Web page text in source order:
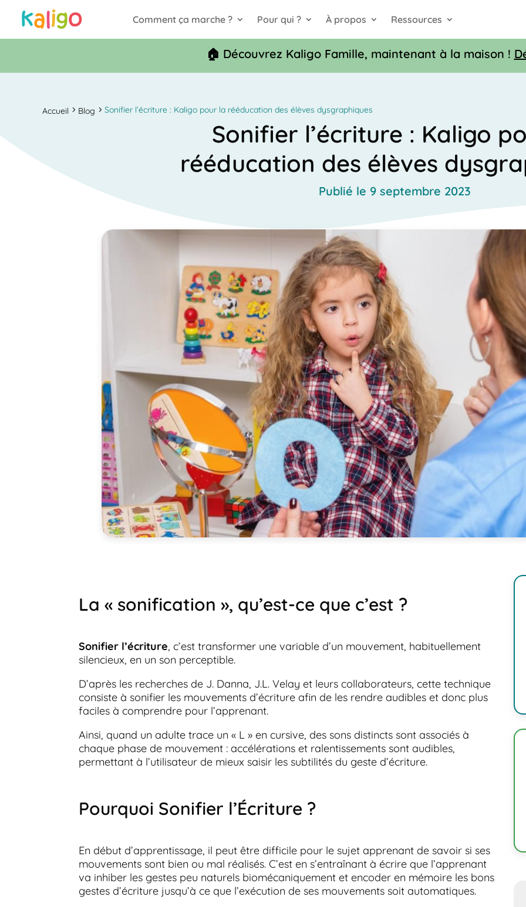
Comment ça marche ? Pour qui ? À propos Ressources
🏠 Découvrez Kaligo Famille, maintenant à la maison !
Accueil Blog Sonifier l’écriture : Kaligo pour la rééducation des élèves dysgraphiques
Sonifier l’écriture : Kaligo
rééducation des élèves
Publié le 9 septembre 2023
La « sonification », qu’est-ce que c’est ?
Sonifier l’écriture , c’est transformer une variable d’un mouvement, habituellement
silencieux, en un son perceptible.
D’après les recherches de J. Danna, J.L. Velay et leurs collaborateurs, cette technique
consiste à sonifier les mouvements d’écriture afin de les rendre audibles et donc plus
faciles à comprendre pour l’apprenant.
Ainsi, quand un adulte trace un « L » en cursive, des sons distincts sont associés à
chaque phase de mouvement : accélérations et ralentissements sont audibles,
permettant à l’utilisateur de mieux saisir les subtilités du geste d’écriture.
Pourquoi Sonifier l’Écriture ?
En début d’apprentissage, il peut être difficile pour le sujet apprenant de savoir si ses
mouvements sont bien ou mal réalisés. C’est en s’entraînant à écrire que l’apprenant
va inhiber les gestes peu naturels biomécaniquement et encoder en mémoire les bons
gestes d’écriture jusqu’à ce que l’exécution de ses mouvements soit automatiques.